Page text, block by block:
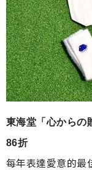
東海堂「心からの
86折
每年表達愛意的最